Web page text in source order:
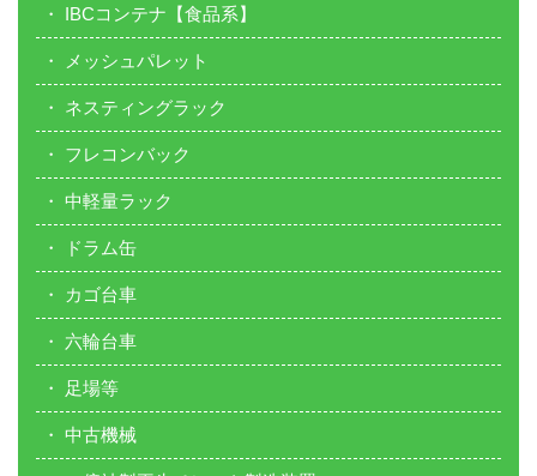
IBCコンテナ【食品系】
メッシュパレット
ネスティングラック
フレコンバック
中軽量ラック
ドラム缶
カゴ台車
六輪台車
足場等
中古機械